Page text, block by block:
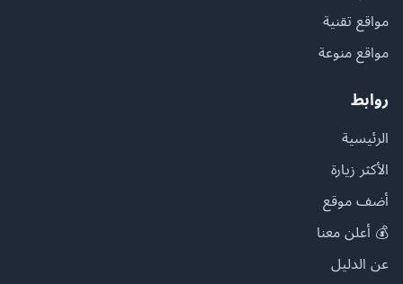
مواقع تقنية
مواقع منوعة
روابط
الرئيسية
الأكثر زيارة
أضف موقع
💰 أعلن معنا
عن الدليل